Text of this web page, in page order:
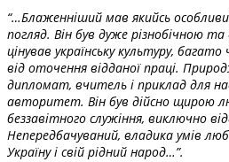
“…Блаженніший мав якийсь
погляд. Він був дуже різнобічною
цінував українську культуру,
від оточення відданої праці.
дипломат, вчитель і приклад для
авторитет. Він був дійсно щирою
беззавітного служіння, виключно
Непередбачуваний, владика умів
Україну і свій рідний народ…”.